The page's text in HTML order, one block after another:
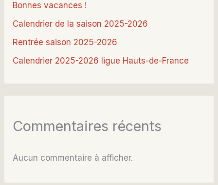
Bonnes vacances !
Calendrier de la saison 2025-2026
Rentrée saison 2025-2026
Calendrier 2025-2026 ligue Hauts-de-France
Commentaires récents
Aucun commentaire à afficher.